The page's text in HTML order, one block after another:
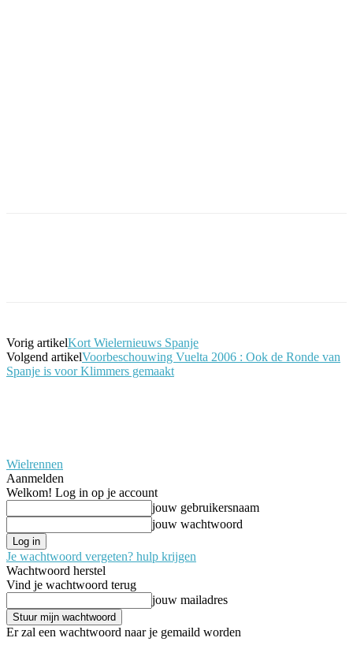
Vorig artikelKort Wielernieuws Spanje
Volgend artikelVoorbeschouwing Vuelta 2006 : Ook de Ronde van
Spanje is voor Klimmers gemaakt
Wielrennen
Aanmelden
Welkom! Log in op je account
jouw gebruikersnaam
jouw wachtwoord
Je wachtwoord vergeten? hulp krijgen
Wachtwoord herstel
Vind je wachtwoord terug
jouw mailadres
Er zal een wachtwoord naar je gemaild worden